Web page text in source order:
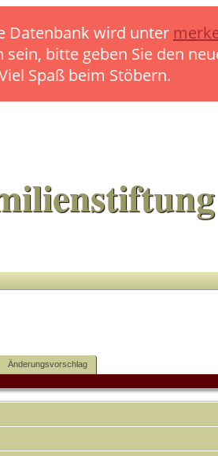
Datenbank wird unter
bitte geben Sie den
Spaß beim Stöbern.
Änderungsvorschlag